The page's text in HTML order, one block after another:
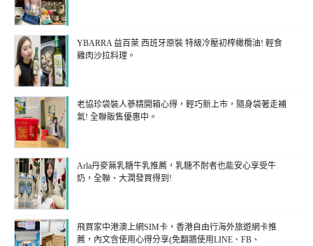
YBARRA 益百萊 西班牙原裝 特級冷壓初榨橄欖油! 輕食
雞肉沙拉料理。
老協珍袋裝人蔘精開箱心得，輕巧新上市，隨身袋著走補
氣! 全聯販售優惠中。
Arla丹麥無乳糖牛乳推薦，乳糖不耐者也能安心享受牛
奶，全聯、大潤發買得到!
飛買家中港澳上網SIM卡，香港自由行海外旅遊網卡推
薦，內文含使用心得分享(免翻牆使用LINE、FB、